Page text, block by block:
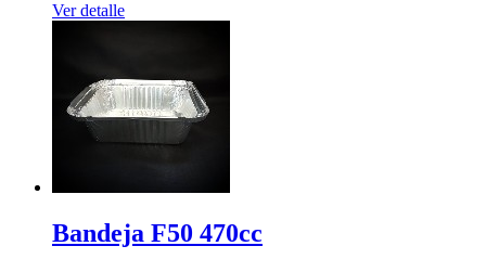
Ver detalle
Bandeja F50 470cc